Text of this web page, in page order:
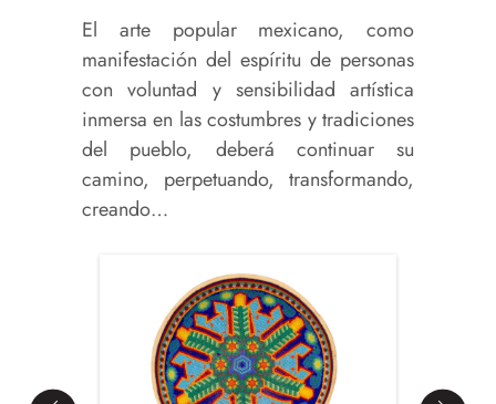
El arte popular mexicano, como
manifestación del espíritu de personas
con voluntad y sensibilidad artística
inmersa en las costumbres y tradiciones
del pueblo, deberá continuar su
camino, perpetuando, transformando,
creando…